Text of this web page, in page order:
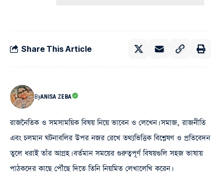
Share This Article
ByANISA ZEBA
রাজনৈতিক ও সমসাময়িক বিষয় নিয়ে ভাবেন ও লেখেন। সমাজ, রাজনীতি
এবং চলমান ঘটনাবলির উপর নজর রেখে তথ্যভিত্তিক বিশ্লেষণ ও প্রতিবেদন
তুলে ধরাই তাঁর আগ্রহ। বর্তমান সময়ের গুরুত্বপূর্ণ বিষয়গুলি সহজ ভাষায়
পাঠকদের কাছে পৌঁছে দিতে তিনি নিয়মিত লেখালেখি করেন।